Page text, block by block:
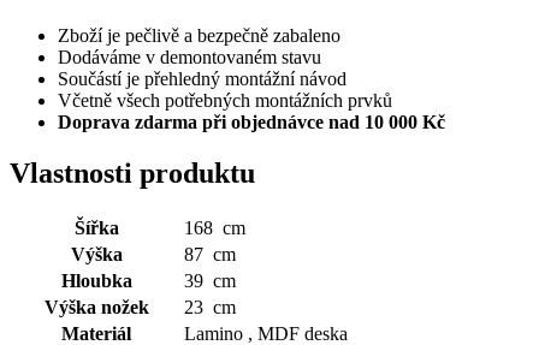
Zboží je pečlivě a bezpečně zabaleno
Dodáváme v demontovaném stavu
Součástí je přehledný montážní návod
Včetně všech potřebných montážních prvků
Doprava zdarma při objednávce nad 10 000 Kč
Vlastnosti produktu
Šířka
168 cm
Výška
87 cm
Hloubka
39 cm
Výška nožek
23 cm
Materiál
Lamino , MDF deska